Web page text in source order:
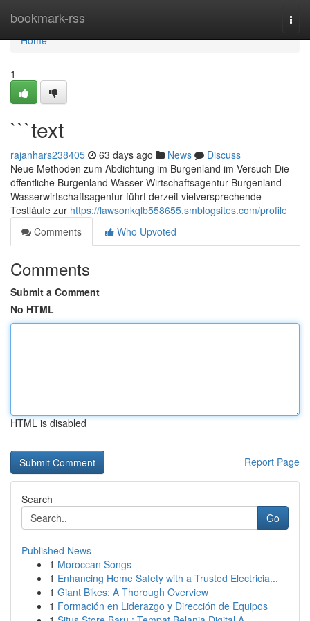
bookmark-rss
Home
Home
1
```text
rajanhars238405 63 days ago News
Discuss
Neue Methoden zum Abdichtung im Burgenland im Versuch Die
öffentliche Burgenland Wasser Wirtschaftsagentur Burgenland
Wasserwirtschaftsagentur führt derzeit vielversprechende
Testläufe zur https://lawsonkqlb558655.smblogsites.com/profile
Comments
Who Upvoted
Comments
Submit a Comment
No HTML
HTML is disabled
Report Page
Search
Go
Published News
1 Moroccan Songs
1 Enhancing Home Safety with a Trusted Electricia...
1 Giant Bikes: A Thorough Overview
1 Formación en Liderazgo y Dirección de Equipos